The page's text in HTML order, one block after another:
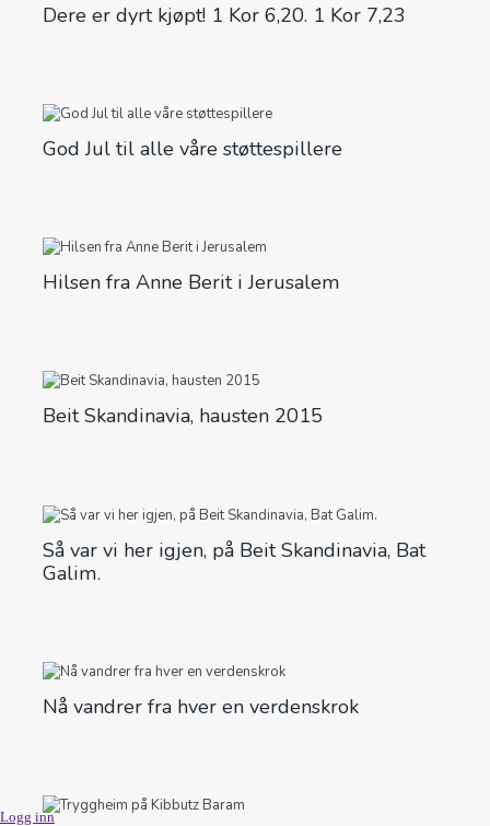
Dere er dyrt kjøpt! 1 Kor 6,20. 1 Kor 7,23
God Jul til alle våre støttespillere
Hilsen fra Anne Berit i Jerusalem
Beit Skandinavia, hausten 2015
Så var vi her igjen, på Beit Skandinavia, Bat
Galim.
Nå vandrer fra hver en verdenskrok
Logg inn